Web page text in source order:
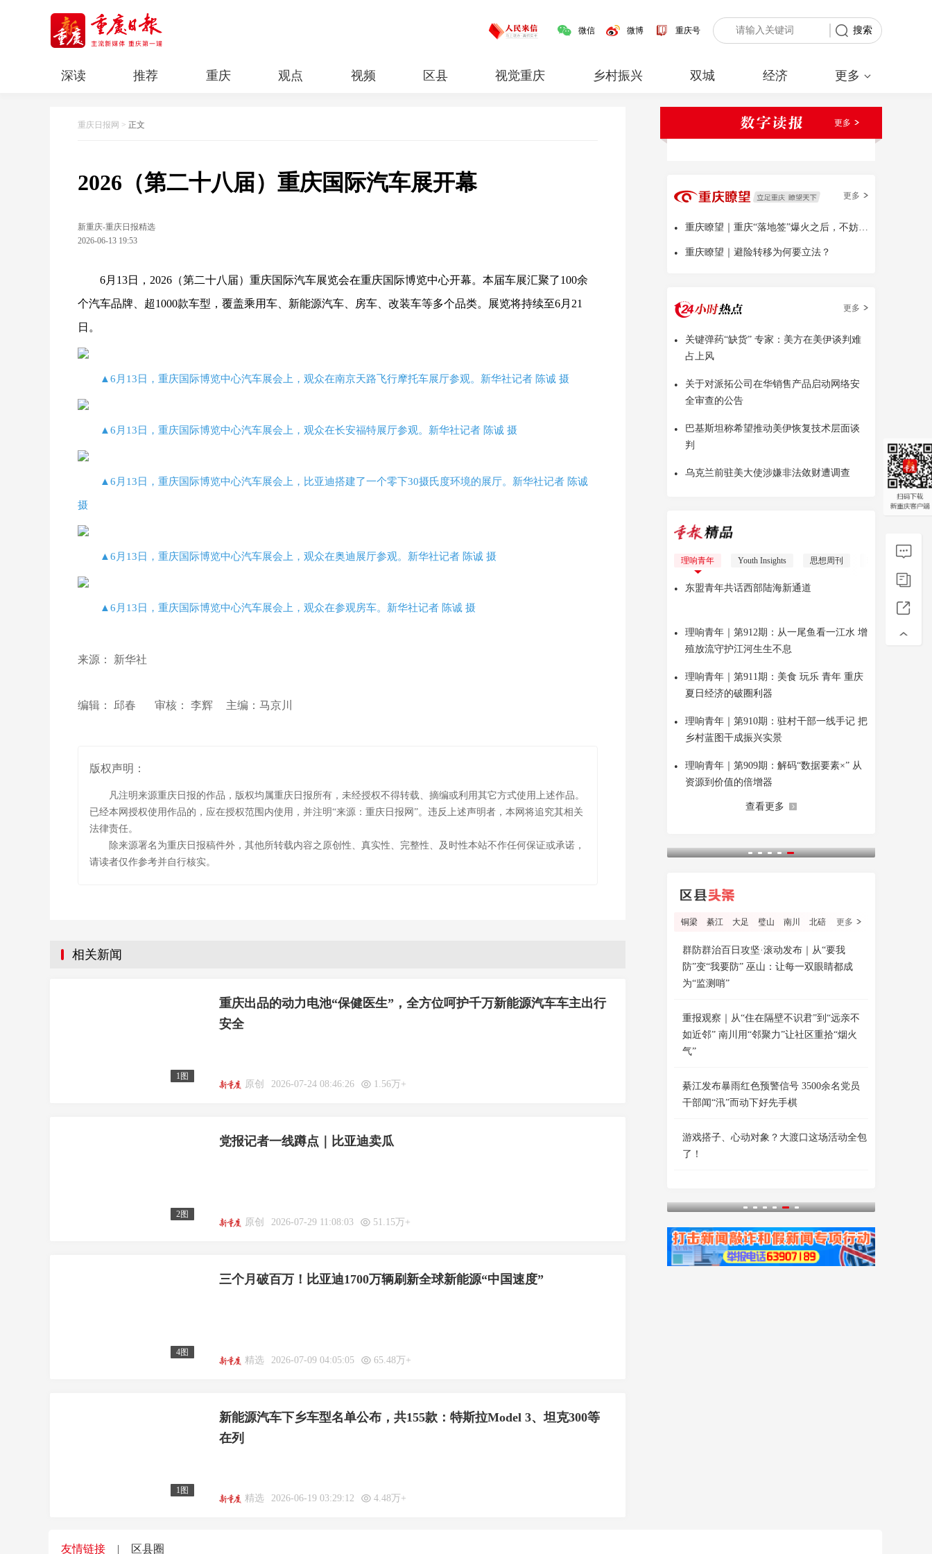
微信 微博 重庆号 搜索
深读 推荐 重庆 观点 视频 区县 视觉重庆 乡村振兴 双城 经济 更多
重庆日报网 > 正文
2026（第二十八届）重庆国际汽车展开幕
新重庆-重庆日报精选
2026-06-13 19:53
6月13日，2026（第二十八届）重庆国际汽车展览会在重庆国际博览中心开幕。本届车展汇聚了100余
个汽车品牌、超1000款车型，覆盖乘用车、新能源汽车、房车、改装车等多个品类。展览将持续至6月21
日。
▲6月13日，重庆国际博览中心汽车展会上，观众在南京天路飞行摩托车展厅参观。新华社记者 陈诚 摄
▲6月13日，重庆国际博览中心汽车展会上，观众在长安福特展厅参观。新华社记者 陈诚 摄
▲6月13日，重庆国际博览中心汽车展会上，比亚迪搭建了一个零下30摄氏度环境的展厅。新华社记者 陈诚
摄
▲6月13日，重庆国际博览中心汽车展会上，观众在奥迪展厅参观。新华社记者 陈诚 摄
▲6月13日，重庆国际博览中心汽车展会上，观众在参观房车。新华社记者 陈诚 摄
来源： 新华社
编辑： 邱春 审核： 李辉 主编：马京川
版权声明：
凡注明来源重庆日报的作品，版权均属重庆日报所有，未经授权不得转载、摘编或利用其它方式使用上述作品。
已经本网授权使用作品的，应在授权范围内使用，并注明“来源：重庆日报网”。违反上述声明者，本网将追究其相关
法律责任。
除来源署名为重庆日报稿件外，其他所转载内容之原创性、真实性、完整性、及时性本站不作任何保证或承诺，
请读者仅作参考并自行核实。
相关新闻
1图
重庆出品的动力电池“保健医生”，全方位呵护千万新能源汽车车主出行
安全
原创 2026-07-24 08:46:26 1.56万+
2图
党报记者一线蹲点｜比亚迪卖瓜
原创 2026-07-29 11:08:03 51.15万+
4图
三个月破百万！比亚迪1700万辆刷新全球新能源“中国速度”
精选 2026-07-09 04:05:05 65.48万+
1图
新能源汽车下乡车型名单公布，共155款：特斯拉Model 3、坦克300等
在列
精选 2026-06-19 03:29:12 4.48万+
更多
更多
• 重庆瞭望｜重庆“落地签”爆火之后，不妨多问几句
• 重庆瞭望｜避险转移为何要立法？
更多
•
关键弹药“缺货” 专家：美方在美伊谈判难
占上风
•
关于对派拓公司在华销售产品启动网络安
全审查的公告
•
巴基斯坦称希望推动美伊恢复技术层面谈
判
• 乌克兰前驻美大使涉嫌非法敛财遭调查
重报深一度 理响青年 Youth Insights 思想周刊
• 东盟青年共话西部陆海新通道
•
理响青年｜第912期：从一尾鱼看一江水 增
殖放流守护江河生生不息
•
理响青年｜第911期：美食 玩乐 青年 重庆
夏日经济的破圈利器
•
理响青年｜第910期：驻村干部一线手记 把
乡村蓝图干成振兴实景
•
理响青年｜第909期：解码“数据要素×” 从
资源到价值的倍增器
查看更多
铜梁 綦江 大足 璧山 南川 北碚 更多
群防群治百日攻坚·滚动发布｜从“要我
防”变“我要防” 巫山：让每一双眼睛都成
为“监测哨”
重报观察｜从“住在隔壁不识君”到“远亲不
如近邻” 南川用“邻聚力”让社区重拾“烟火
气”
綦江发布暴雨红色预警信号 3500余名党员
干部闻“汛”而动下好先手棋
游戏搭子、心动对象？大渡口这场活动全包
了！
友情链接 | 区县圈